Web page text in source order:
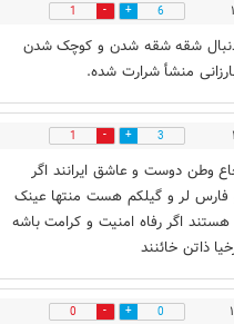
6
1
دنبال شقه شقه شدن و کوچک شدن
منشأ شرارت شده.
3
1
وطن دوست و عاشق ایرانند اگر
فارس لر و گیلکم هست منتها عینک
اگر رفاه امنیت و کرامت باشه
ذاتن خائنند
0
0